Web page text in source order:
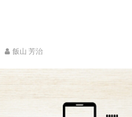
飯山 芳治